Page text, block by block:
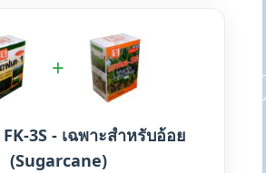
+
FK-3S - เฉพาะสำหรับอ้อย
(Sugarcane)